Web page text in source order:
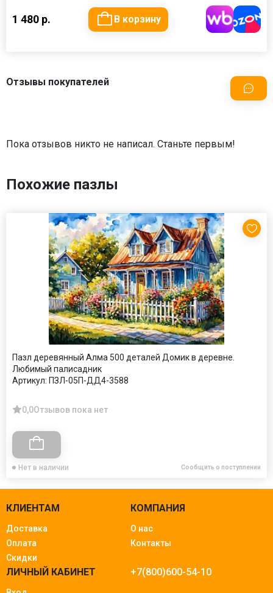
1 480 р. В корзину
Отзывы покупателей
Пока отзывов никто не написал. Станьте первым!
Похожие пазлы
Пазл деревянный Алма 500 деталей Домик в деревне.
Любимый палисадник
Артикул: ПЗЛ-05П-ДД4-3588
0,0Отзывов пока нет
Нет в наличии Сообщить о поступлении
КЛИЕНТАМ
Доставка
Оплата
Скидки
КОМПАНИЯ
О нас
Контакты
ЛИЧНЫЙ КАБИНЕТ +7(800)600-54-10